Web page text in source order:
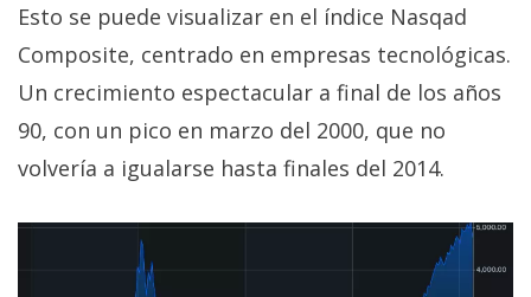
Esto se puede visualizar en el índice Nasqad
Composite, centrado en empresas tecnológicas.
Un crecimiento espectacular a final de los años
90, con un pico en marzo del 2000, que no
volvería a igualarse hasta finales del 2014.